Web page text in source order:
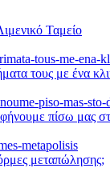
Ταμείο
τους με ένα
πίσω μας
μεταπώλησης;